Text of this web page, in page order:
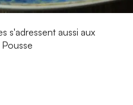
s'adressent aussi aux